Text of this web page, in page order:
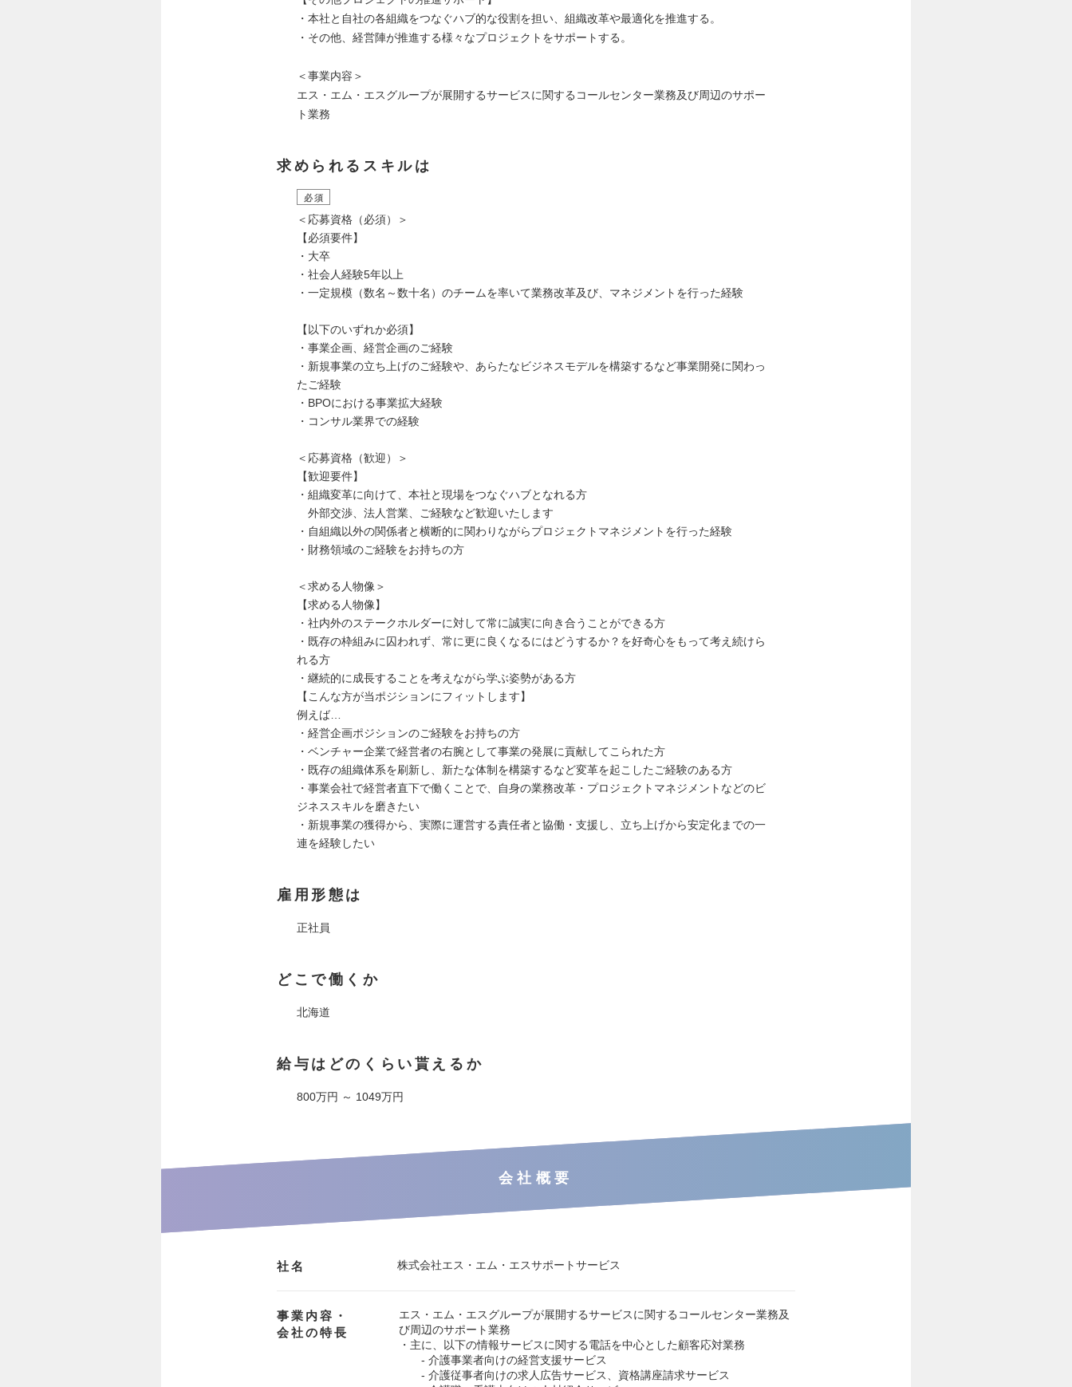
・本社と自社の各組織をつなぐハブ的な役割を担い、組織改革や最適化を推進する。
・その他、経営陣が推進する様々なプロジェクトをサポートする。
＜事業内容＞
エス・エム・エスグループが展開するサービスに関するコールセンター業務及び周辺のサポー
ト業務
求められるスキルは
必須
＜応募資格（必須）＞
【必須要件】
・大卒
・社会人経験5年以上
・一定規模（数名～数十名）のチームを率いて業務改革及び、マネジメントを行った経験
【以下のいずれか必須】
・事業企画、経営企画のご経験
・新規事業の立ち上げのご経験や、あらたなビジネスモデルを構築するなど事業開発に関わっ
たご経験
・BPOにおける事業拡大経験
・コンサル業界での経験
＜応募資格（歓迎）＞
【歓迎要件】
・組織変革に向けて、本社と現場をつなぐハブとなれる方
外部交渉、法人営業、ご経験など歓迎いたします
・自組織以外の関係者と横断的に関わりながらプロジェクトマネジメントを行った経験
・財務領域のご経験をお持ちの方
＜求める人物像＞
【求める人物像】
・社内外のステークホルダーに対して常に誠実に向き合うことができる方
・既存の枠組みに囚われず、常に更に良くなるにはどうするか？を好奇心をもって考え続けら
れる方
・継続的に成長することを考えながら学ぶ姿勢がある方
【こんな方が当ポジションにフィットします】
例えば…
・経営企画ポジションのご経験をお持ちの方
・ベンチャー企業で経営者の右腕として事業の発展に貢献してこられた方
・既存の組織体系を刷新し、新たな体制を構築するなど変革を起こしたご経験のある方
・事業会社で経営者直下で働くことで、自身の業務改革・プロジェクトマネジメントなどのビ
ジネススキルを磨きたい
・新規事業の獲得から、実際に運営する責任者と協働・支援し、立ち上げから安定化までの一
連を経験したい
雇用形態は
正社員
どこで働くか
北海道
給与はどのくらい貰えるか
800万円 ～ 1049万円
会社概要
社名 株式会社エス・エム・エスサポートサービス
事業内容・
会社の特長
エス・エム・エスグループが展開するサービスに関するコールセンター業務及
び周辺のサポート業務
・主に、以下の情報サービスに関する電話を中心とした顧客応対業務
- 介護事業者向けの経営支援サービス
- 介護従事者向けの求人広告サービス、資格講座請求サービス